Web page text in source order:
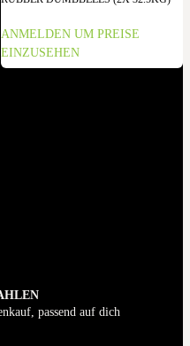
ANMELDEN UM PREISE
EINZUSEHEN
passend auf dich